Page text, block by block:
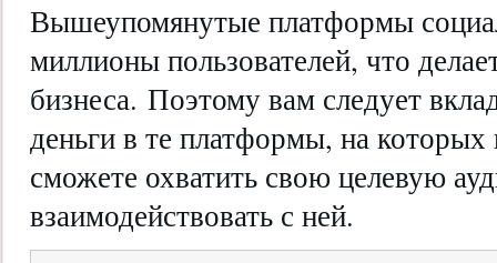
Вышеупомянутые платформы
миллионы пользователей, что
бизнеса. Поэтому вам следует
деньги в те платформы, на которых
сможете охватить свою целевую
взаимодействовать с ней.